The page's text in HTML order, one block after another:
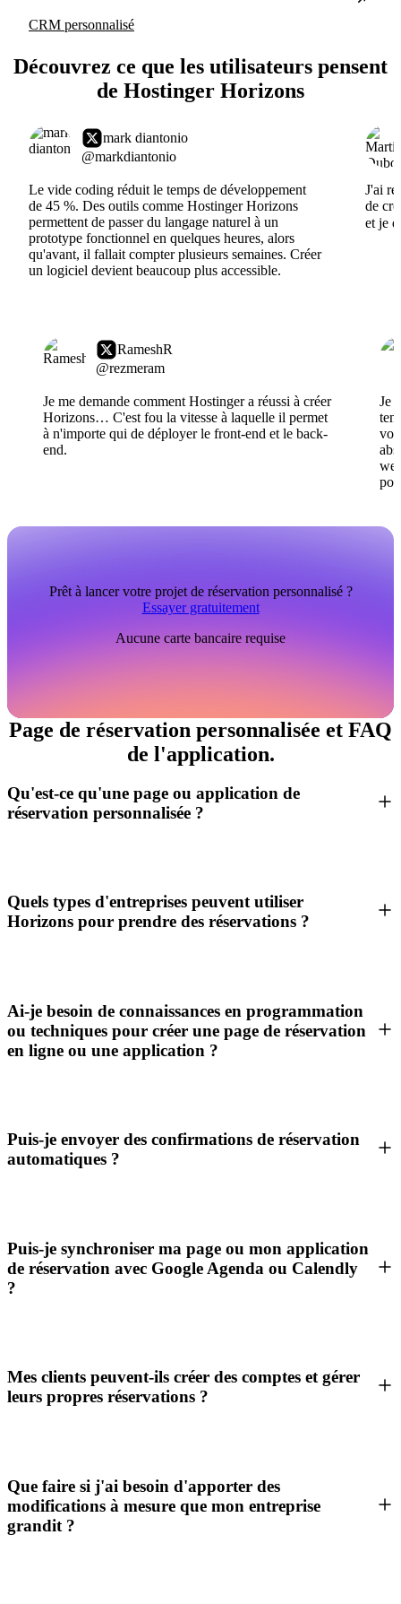
CRM personnalisé
Découvrez ce que les utilisateurs pensent
de Hostinger Horizons
mark diantonio
@markdiantonio
Le vide coding réduit le temps de développement
de 45 %. Des outils comme Hostinger Horizons
permettent de passer du langage naturel à un
prototype fonctionnel en quelques heures, alors
qu'avant, il fallait compter plusieurs semaines. Créer
un logiciel devient beaucoup plus accessible.
J'ai
de
et je
RameshR
@rezmeram
Je me demande comment Hostinger a réussi à créer
Horizons… C'est fou la vitesse à laquelle il permet
à n'importe qui de déployer le front-end et le back-
end.
Je
Prêt à lancer votre projet de réservation personnalisé ?
Essayer gratuitement
Aucune carte bancaire requise
Page de réservation personnalisée et FAQ
de l'application.
Qu'est-ce qu'une page ou application de
réservation personnalisée ?
Quels types d'entreprises peuvent utiliser
Horizons pour prendre des réservations ?
Ai-je besoin de connaissances en programmation
ou techniques pour créer une page de réservation
en ligne ou une application ?
Puis-je envoyer des confirmations de réservation
automatiques ?
Puis-je synchroniser ma page ou mon application
de réservation avec Google Agenda ou Calendly
?
Mes clients peuvent-ils créer des comptes et gérer
leurs propres réservations ?
Que faire si j'ai besoin d'apporter des
modifications à mesure que mon entreprise
grandit ?